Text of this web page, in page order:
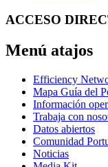
ACCESO
Menú atajos
Efficiency
Mapa Guía del
Información
Trabaja con
Datos abiertos
Comunidad
Noticias